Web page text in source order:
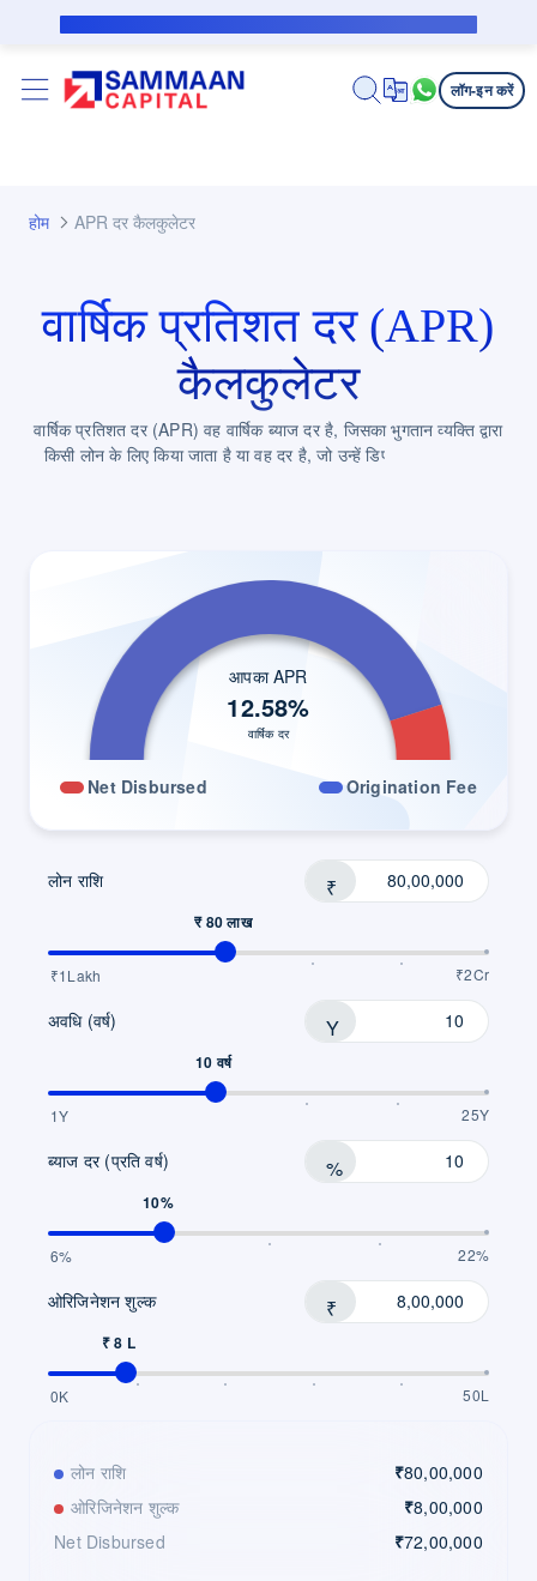
मुख्य कंटेंट पर जाएं
लॉग-इन करें
होम APR दर कैलकुलेटर
वार्षिक प्रतिशत दर (APR)
कैलकुलेटर
वार्षिक प्रतिशत दर (APR) वह वार्षिक ब्याज दर है, जिसका भुगतान व्यक्ति द्वारा
किसी लोन के लिए किया जाता है या वह दर है, जो उन्हें डिपॉजिट अकाउंट पर
आपका APR
12.58%
वार्षिक दर
Net Disbursed Origination Fee
लोन राशि ₹
₹ 80 लाख
₹1Lakh ₹2Cr
अवधि (वर्ष) Y
10 वर्ष
1Y 25Y
ब्याज दर (प्रति वर्ष) %
10%
6% 22%
ओरिजिनेशन शुल्क ₹
₹ 8 L
0K 50L
लोन राशि ₹80,00,000
ओरिजिनेशन शुल्क
₹8,00,000
Net Disbursed
₹72,00,000